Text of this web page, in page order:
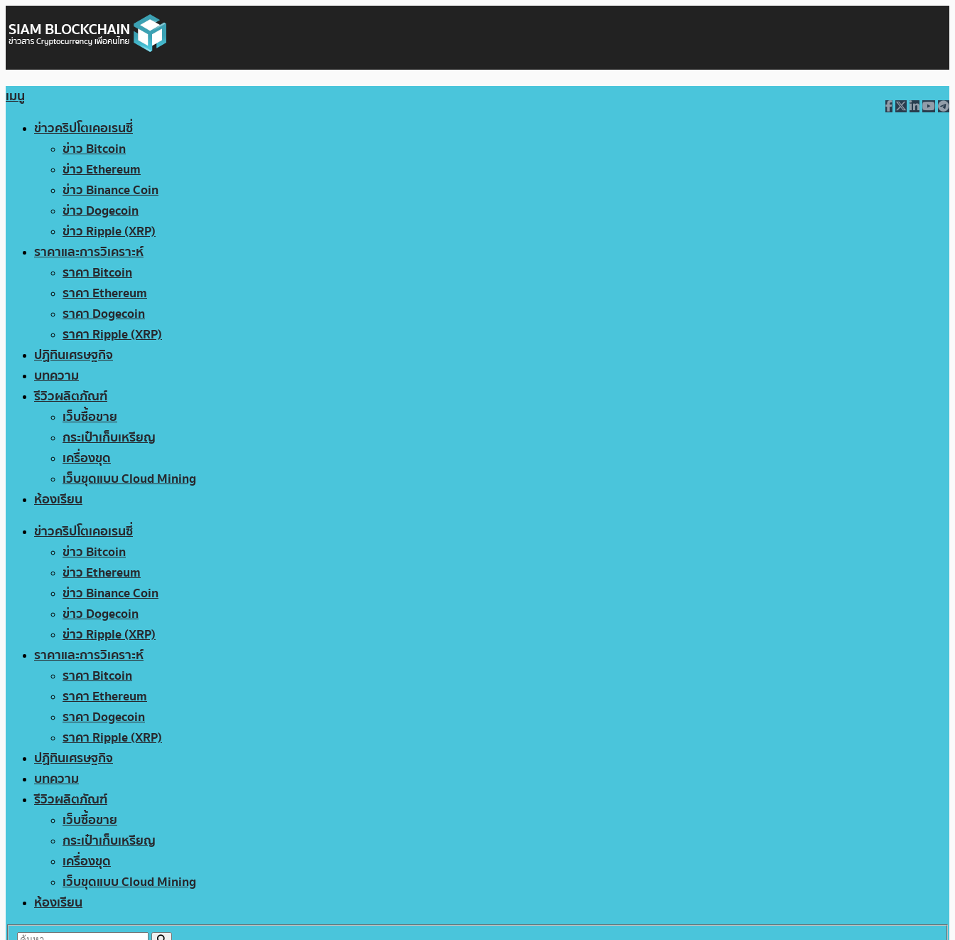
เมนู
ข่าวคริปโตเคอเรนซี่
ข่าว Bitcoin
ข่าว Ethereum
ข่าว Binance Coin
ข่าว Dogecoin
ข่าว Ripple (XRP)
ราคาและการวิเคราะห์
ราคา Bitcoin
ราคา Ethereum
ราคา Dogecoin
ราคา Ripple (XRP)
ปฏิทินเศรษฐกิจ
บทความ
รีวิวผลิตภัณฑ์
เว็บซื้อขาย
กระเป๋าเก็บเหรียญ
เครื่องขุด
เว็บขุดแบบ Cloud Mining
ห้องเรียน
ข่าวคริปโตเคอเรนซี่
ข่าว Bitcoin
ข่าว Ethereum
ข่าว Binance Coin
ข่าว Dogecoin
ข่าว Ripple (XRP)
ราคาและการวิเคราะห์
ราคา Bitcoin
ราคา Ethereum
ราคา Dogecoin
ราคา Ripple (XRP)
ปฏิทินเศรษฐกิจ
บทความ
รีวิวผลิตภัณฑ์
เว็บซื้อขาย
กระเป๋าเก็บเหรียญ
เครื่องขุด
เว็บขุดแบบ Cloud Mining
ห้องเรียน